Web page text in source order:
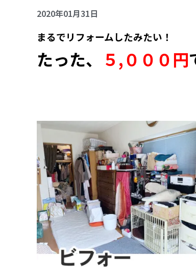
2020年01月31日
まるでリフォームしたみたい！
たった、 ５,０００円